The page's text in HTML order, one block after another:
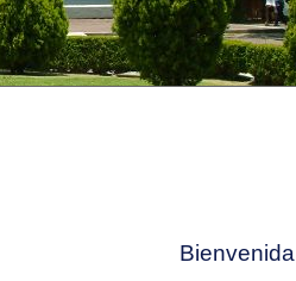
Bienvenida